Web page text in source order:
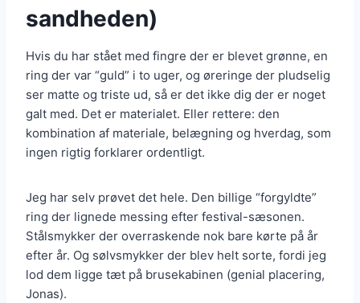
sandheden)
Hvis du har stået med fingre der er blevet grønne, en
ring der var “guld” i to uger, og øreringe der pludselig
ser matte og triste ud, så er det ikke dig der er noget
galt med. Det er materialet. Eller rettere: den
kombination af materiale, belægning og hverdag, som
ingen rigtig forklarer ordentligt.
Jeg har selv prøvet det hele. Den billige “forgyldte”
ring der lignede messing efter festival-sæsonen.
Stålsmykker der overraskende nok bare kørte på år
efter år. Og sølvsmykker der blev helt sorte, fordi jeg
lod dem ligge tæt på brusekabinen (genial placering,
Jonas).